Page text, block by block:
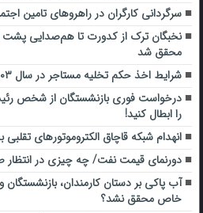
سرگردانی کارگران در راهروهای تامین
نخبگان ترک از کدورت تا هم‌صدایی پشت
محقق شد
شرایط اخذ حکم تخلیه مستاجر در سال ۱۴۰۳
درخواست فوری بازنشستگان از شخص
را ابطال کنید!
انهدام شبکه قاچاق الکتروموتور‌های تقلبی
دورنمای قیمت نفت/ چه چیزی در انتظار
آب پاکی بر دستان کارمندان، بازنشستگان
خاص محقق نشد؟